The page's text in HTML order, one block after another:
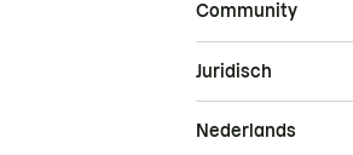
Community
Juridisch
Nederlands